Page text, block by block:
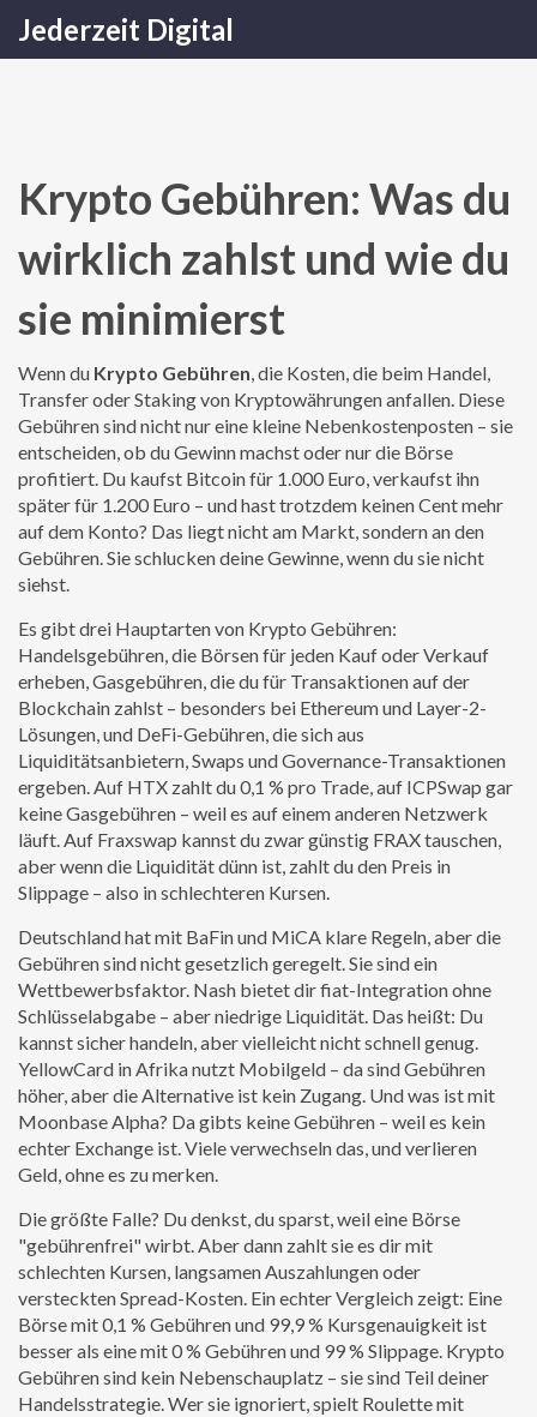
Jederzeit Digital
Krypto Gebühren: Was du
wirklich zahlst und wie du
sie minimierst
Wenn du Krypto Gebühren,die Kosten, die beim Handel,
Transfer oder Staking von Kryptowährungen anfallen. Diese
Gebühren sind nicht nur eine kleine Nebenkostenposten – sie
entscheiden, ob du Gewinn machst oder nur die Börse
profitiert. Du kaufst Bitcoin für 1.000 Euro, verkaufst ihn
später für 1.200 Euro – und hast trotzdem keinen Cent mehr
auf dem Konto? Das liegt nicht am Markt, sondern an den
Gebühren. Sie schlucken deine Gewinne, wenn du sie nicht
siehst.
Es gibt drei Hauptarten von Krypto Gebühren:
Handelsgebühren,die Börsen für jeden Kauf oder Verkauf
erheben,Gasgebühren,die du für Transaktionen auf der
Blockchain zahlst – besonders bei Ethereum und Layer-2-
Lösungen, und DeFi-Gebühren,die sich aus
Liquiditätsanbietern, Swaps und Governance-Transaktionen
ergeben. Auf HTX zahlt du 0,1 % pro Trade, auf ICPSwap gar
keine Gasgebühren – weil es auf einem anderen Netzwerk
läuft. Auf Fraxswap kannst du zwar günstig FRAX tauschen,
aber wenn die Liquidität dünn ist, zahlt du den Preis in
Slippage – also in schlechteren Kursen.
Deutschland hat mit BaFin und MiCA klare Regeln, aber die
Gebühren sind nicht gesetzlich geregelt. Sie sind ein
Wettbewerbsfaktor. Nash bietet dir fiat-Integration ohne
Schlüsselabgabe – aber niedrige Liquidität. Das heißt: Du
kannst sicher handeln, aber vielleicht nicht schnell genug.
YellowCard in Afrika nutzt Mobilgeld – da sind Gebühren
höher, aber die Alternative ist kein Zugang. Und was ist mit
Moonbase Alpha? Da gibts keine Gebühren – weil es kein
echter Exchange ist. Viele verwechseln das, und verlieren
Geld, ohne es zu merken.
Die größte Falle? Du denkst, du sparst, weil eine Börse
"gebührenfrei" wirbt. Aber dann zahlt sie es dir mit
schlechten Kursen, langsamen Auszahlungen oder
versteckten Spread-Kosten. Ein echter Vergleich zeigt: Eine
Börse mit 0,1 % Gebühren und 99,9 % Kursgenauigkeit ist
besser als eine mit 0 % Gebühren und 99 % Slippage. Krypto
Gebühren sind kein Nebenschauplatz – sie sind Teil deiner
Handelsstrategie. Wer sie ignoriert, spielt Roulette mit